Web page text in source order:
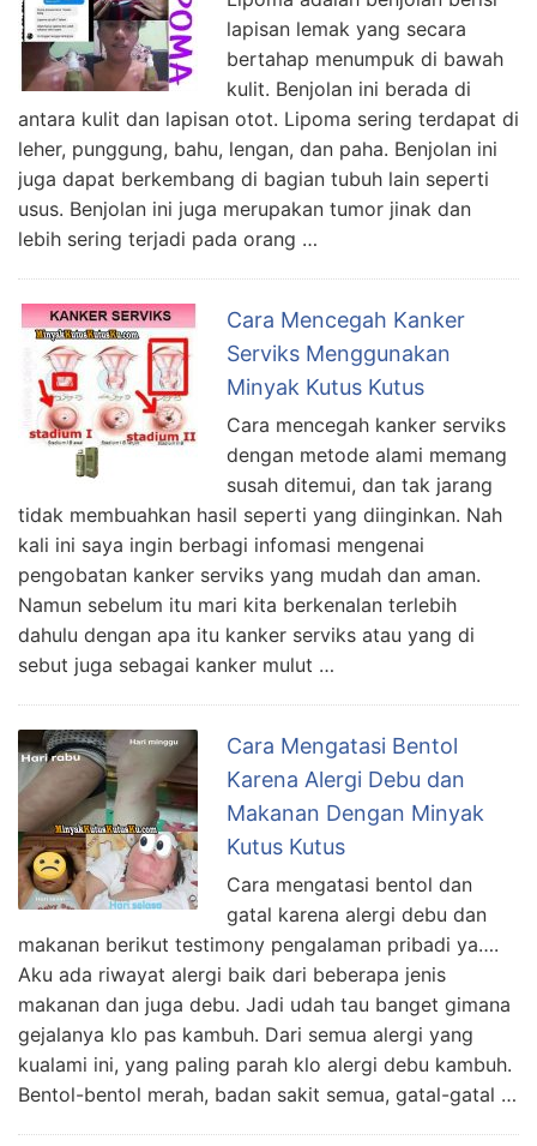
lapisan lemak yang secara
bertahap menumpuk di bawah
kulit. Benjolan ini berada di
antara kulit dan lapisan otot. Lipoma sering terdapat di
leher, punggung, bahu, lengan, dan paha. Benjolan ini
juga dapat berkembang di bagian tubuh lain seperti
usus. Benjolan ini juga merupakan tumor jinak dan
lebih sering terjadi pada orang …
Cara Mencegah Kanker
Serviks Menggunakan
Minyak Kutus Kutus
Cara mencegah kanker serviks
dengan metode alami memang
susah ditemui, dan tak jarang
tidak membuahkan hasil seperti yang diinginkan. Nah
kali ini saya ingin berbagi infomasi mengenai
pengobatan kanker serviks yang mudah dan aman.
Namun sebelum itu mari kita berkenalan terlebih
dahulu dengan apa itu kanker serviks atau yang di
sebut juga sebagai kanker mulut …
Cara Mengatasi Bentol
Karena Alergi Debu dan
Makanan Dengan Minyak
Kutus Kutus
Cara mengatasi bentol dan
gatal karena alergi debu dan
makanan berikut testimony pengalaman pribadi ya….
Aku ada riwayat alergi baik dari beberapa jenis
makanan dan juga debu. Jadi udah tau banget gimana
gejalanya klo pas kambuh. Dari semua alergi yang
kualami ini, yang paling parah klo alergi debu kambuh.
Bentol-bentol merah, badan sakit semua, gatal-gatal …